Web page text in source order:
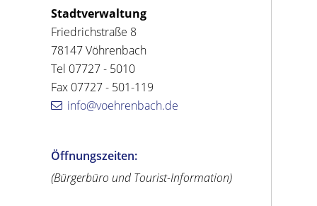
Stadtverwaltung
Friedrichstraße 8
78147 Vöhrenbach
Tel 07727 - 5010
Fax 07727 - 501-119
info@voehrenbach.de
Öffnungszeiten:
(Bürgerbüro und Tourist-Information)